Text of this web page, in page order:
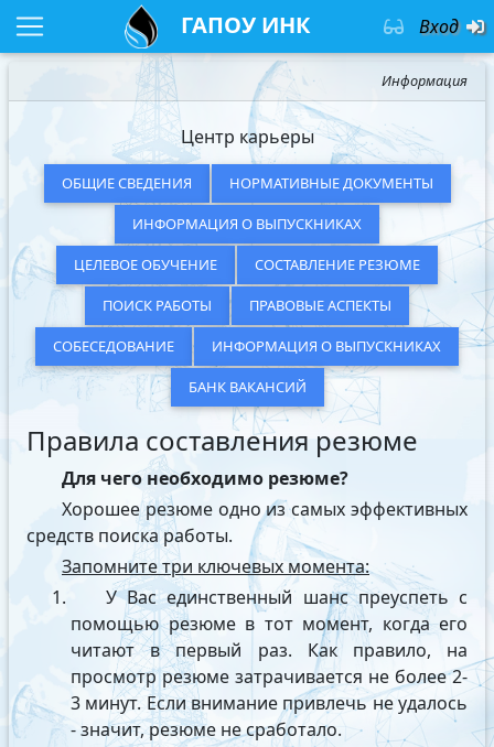
ГАПОУ ИНК Вход
Информация
Центр карьеры
ОБЩИЕ СВЕДЕНИЯ НОРМАТИВНЫЕ ДОКУМЕНТЫ
ИНФОРМАЦИЯ О ВЫПУСКНИКАХ
ЦЕЛЕВОЕ ОБУЧЕНИЕ СОСТАВЛЕНИЕ РЕЗЮМЕ
ПОИСК РАБОТЫ ПРАВОВЫЕ АСПЕКТЫ
СОБЕСЕДОВАНИЕ ИНФОРМАЦИЯ О ВЫПУСКНИКАХ
БАНК ВАКАНСИЙ
Правила составления резюме
Для чего необходимо резюме?
Хорошее резюме одно из самых эффективных
средств поиска работы.
Запомните три ключевых момента:
У Вас единственный шанс преуспеть с
помощью резюме в тот момент, когда его
читают в первый раз. Как правило, на
просмотр резюме затрачивается не более 2-
3 минут. Если внимание привлечь не удалось
- значит, резюме не сработало.